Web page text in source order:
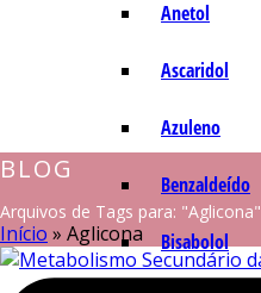
Anetol
Ascaridol
Azuleno
Benzaldeído
Bisabolol
BLOG
Arquivos de Tags para: "Aglicona"
Início » Aglicona